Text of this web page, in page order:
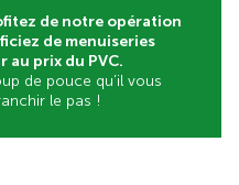
de notre opération
de menuiseries
au prix du PVC.
de pouce qu’il vous
le pas !